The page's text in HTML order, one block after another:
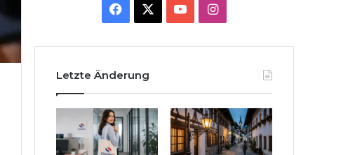
Facebook YouTubeInstagram
Letzte Änderung